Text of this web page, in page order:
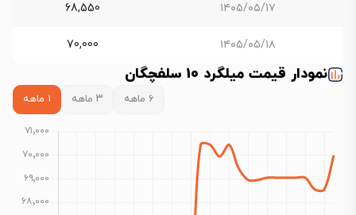
۱۴۰۵/۰۵/۱۷ 68,550
۱۴۰۵/۰۵/۱۸ 70,000
نمودار قیمت میلگرد 10 سلفچگان
۶ ماهه ۳ ماهه ۱ ماهه